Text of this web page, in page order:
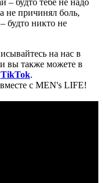
не причинял боль,
будто никто не
на нас в
вы также можете в
TikTok.
с MEN's LIFE!